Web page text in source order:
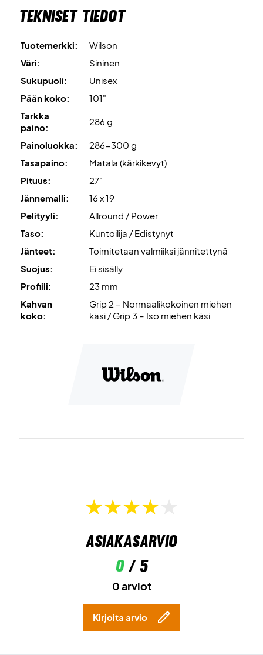
Kevyt pääkeveysantaa miellyttävän yhdistelmän vakautta
Pelaa tyylillä ja itsevarmuudella – tilaa Wilson Roland
Toimitetaan tehdasjännityksellä – suosittelemme kuitenkin
ammattilaistason jännityspalvelua, jotta maila on täysin
valmis ensimmäisestä hetkestä lähtien.
Asiantuntijavinkki:Tälle mailalle suosittelemme Wilson
Revolve -jännitystä ja 24 kg:n kireyttä.
Toimitetaan lisäksi ilman suojapussia.
Tekniset tiedot
Tuotemerkki:
Wilson
Väri:
Sininen
Sukupuoli:
Unisex
Pään koko:
101"
Tarkka
paino:
286 g
Painoluokka:
286-300 g
Tasapaino:
Matala (kärkikevyt)
Pituus:
27"
Jännemalli:
16 x 19
Pelityyli:
Allround / Power
Taso:
Kuntoilija / Edistynyt
Jänteet:
Toimitetaan valmiiksi jännitettynä
Suojus:
Ei sisälly
Profiili:
23 mm
Kahvan
koko:
Grip 2 – Normaalikokoinen miehen
käsi / Grip 3 – Iso miehen käsi
Asiakasarvio
0/ 5
0 arviot
Kirjoita arvio